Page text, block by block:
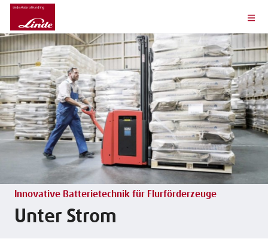
Innovative Batterietechnik für Flurförderzeuge
Unter Strom